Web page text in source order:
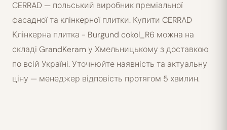
CERRAD — польський виробник преміальної
фасадної та клінкерної плитки. Купити CERRAD
Клінкерна плитка - Burgund cokol_R6 можна на
складі GrandKeram у Хмельницькому з доставкою
по всій Україні. Уточнюйте наявність та актуальну
ціну — менеджер відповість протягом 5 хвилин.